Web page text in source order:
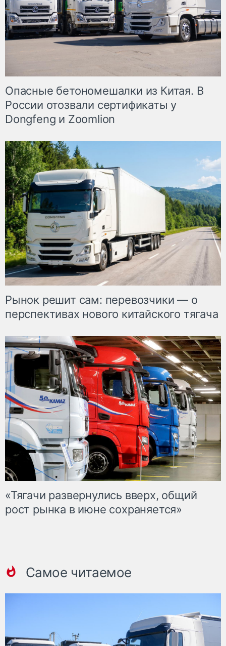
Опасные бетономешалки из Китая. В
России отозвали сертификаты у
Dongfeng и Zoomlion
Рынок решит сам: перевозчики — о
перспективах нового китайского тягача
«Тягачи развернулись вверх, общий
рост рынка в июне сохраняется»
Самое читаемое